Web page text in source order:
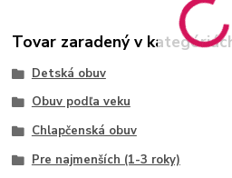
Tovar zaradený v
Detská obuv
Obuv podľa veku
Chlapčenská obuv
Pre najmenších (1-3 roky)